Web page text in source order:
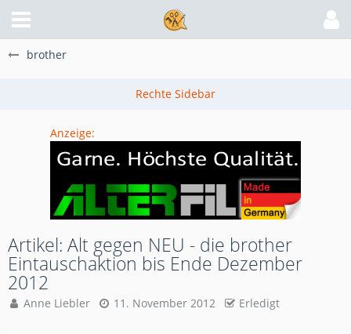
brother
Anzeige:
Artikel: Alt gegen NEU - die brother
Eintauschaktion bis Ende Dezember
2012
Anne Liebler 11. November 2012 Erledigt